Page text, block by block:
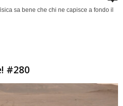
sa bene che chi ne capisce a fondo il
#280